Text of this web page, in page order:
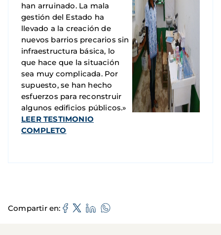
han arruinado. La mala
gestión del Estado ha
llevado a la creación de
nuevos barrios precarios sin
infraestructura básica, lo
que hace que la situación
sea muy complicada. Por
supuesto, se han hecho
esfuerzos para reconstruir
algunos edificios públicos.»
LEER TESTIMONIO
COMPLETO
Compartir en